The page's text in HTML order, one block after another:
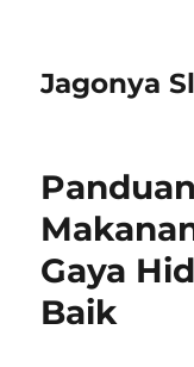
Jagonya
Gaya
Baik